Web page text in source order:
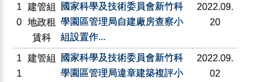
1
0
建管組
地政租
賃科
國家科學及技術委員會新竹科
學園區管理局自建廠房查察小
組設置作...
2022.09.
20
1
1
建管組
國家科學及技術委員會新竹科
學園區管理局違章建築複評小
2022.09.
02